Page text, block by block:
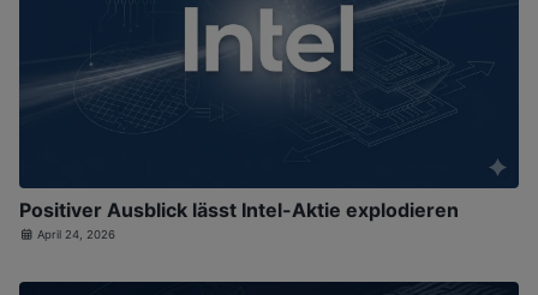
Positiver Ausblick lässt Intel-Aktie explodieren
April 24, 2026